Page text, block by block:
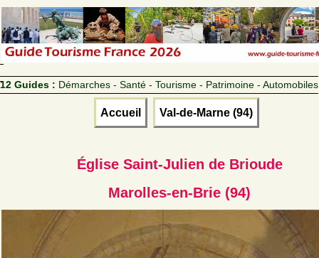
12 Guides : Démarches - Santé - Tourisme - Patrimoine - Automobiles
Accueil Val-de-Marne (94)
Église Saint-Julien de Brioude
Marolles-en-Brie (94)